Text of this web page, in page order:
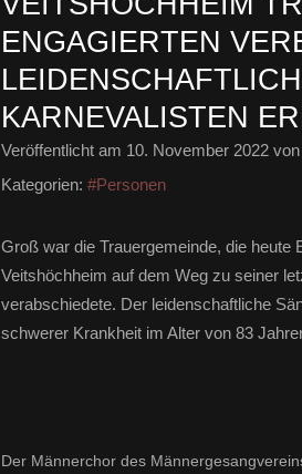
ENGAGIERTEN
KARNEVALISTEN
Veröffentlicht am 10. November 2022
Kategorien: #Personen
Groß war die Trauergemeinde, die heute
Veitshöchheim auf dem Weg zu seiner
verabschiedete. Der leidenschaftliche
schwerer Krankheit im Alter von 83
Der Männerchor des